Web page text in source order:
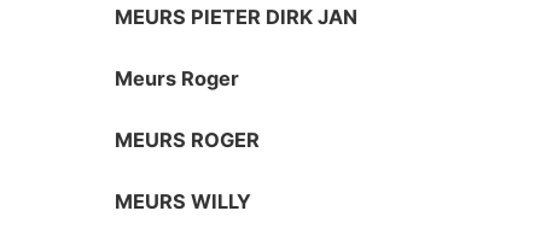
MEURS PIETER DIRK JAN
Meurs Roger
MEURS ROGER
MEURS WILLY